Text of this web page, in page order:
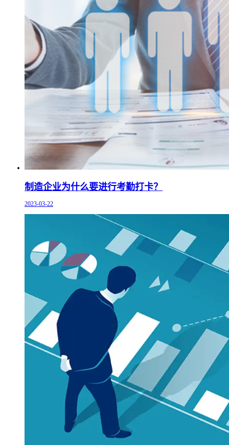
制造企业为什么要进行考勤打卡？
2023-03-22